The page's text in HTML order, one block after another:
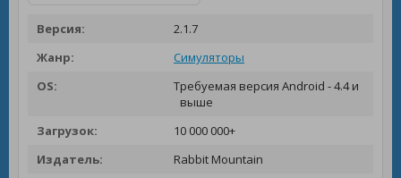
Версия:
2.1.7
Жанр:
Симуляторы
OS:
Требуемая версия Android - 4.4 и
выше
Загрузок:
10 000 000+
Издатель:
Rabbit Mountain